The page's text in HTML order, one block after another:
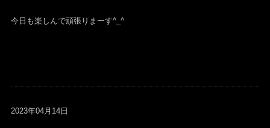
今日も楽しんで頑張りまーす^_^
2023年04月14日